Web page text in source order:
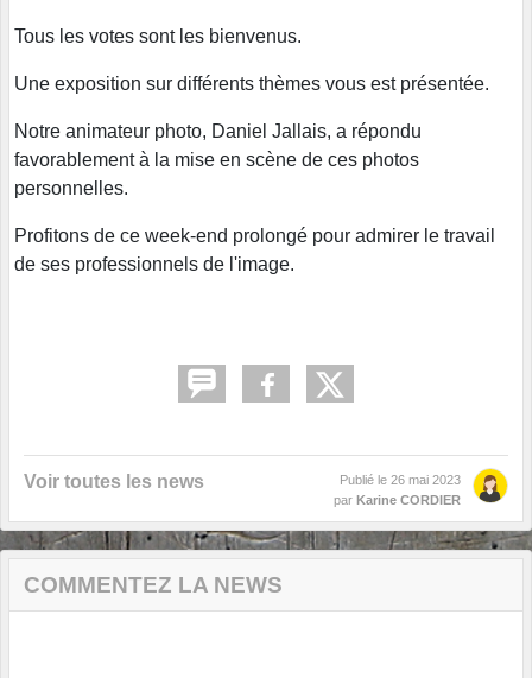
Tous les votes sont les bienvenus.
Une exposition sur différents thèmes vous est présentée.
Notre animateur photo, Daniel Jallais, a répondu
favorablement à la mise en scène de ces photos
personnelles.
Profitons de ce week-end prolongé pour admirer le travail
de ses professionnels de l'image.
Voir toutes les news Publié le 26 mai 2023
par Karine CORDIER
COMMENTEZ LA NEWS